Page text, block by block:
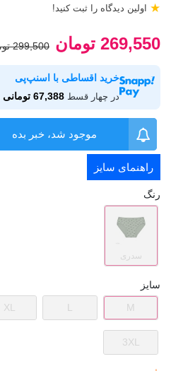
اولین دیدگاه را ثبت کنید! ★
269,550 تومان 299,500 تومان
خرید اقساطی با اسنپ‌پی
در چهار قسط 67,388 تومانی
موجود شد، خبر بده
راهنمای سایز
رنگ
سدری
سایز
M
L
XL
3XL